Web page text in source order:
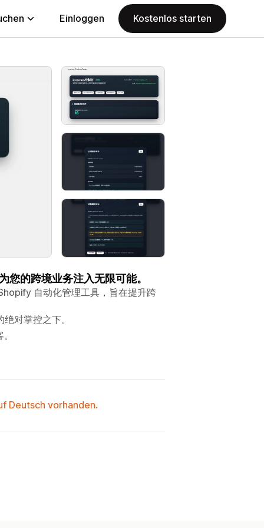
Einloggen Kostenlos starten
的跨境业务注入无限可能。
自动化管理工具，旨在提升跨
对掌控之下。
Deutsch vorhanden.